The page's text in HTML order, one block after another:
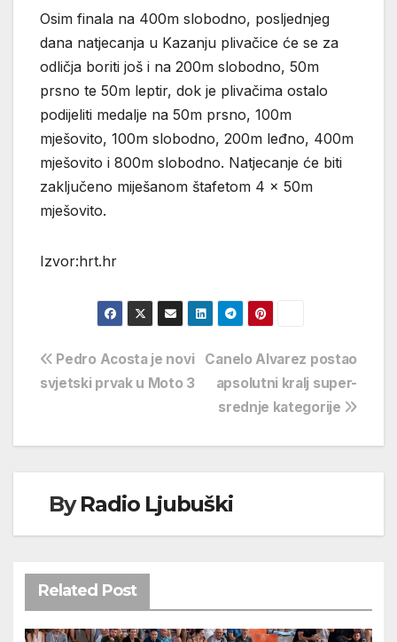
Osim finala na 400m slobodno, posljednjeg
dana natjecanja u Kazanju plivačice će se za
odličja boriti još i na 200m slobodno, 50m
prsno te 50m leptir, dok je plivačima ostalo
podijeliti medalje na 50m prsno, 100m
mješovito, 100m slobodno, 200m leđno, 400m
mješovito i 800m slobodno. Natjecanje će biti
zaključeno miješanom štafetom 4 x 50m
mješovito.
Izvor:hrt.hr
Navigacija
objava
Canelo Alvarez postao
apsolutni kralj super-
srednje kategorije
Pedro Acosta je novi
svjetski prvak u Moto 3
ByRadio Ljubuški
Related Post